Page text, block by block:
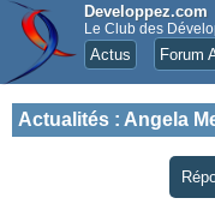
Developpez.com
Le Club des
Actus Forum
Actualités : Angela